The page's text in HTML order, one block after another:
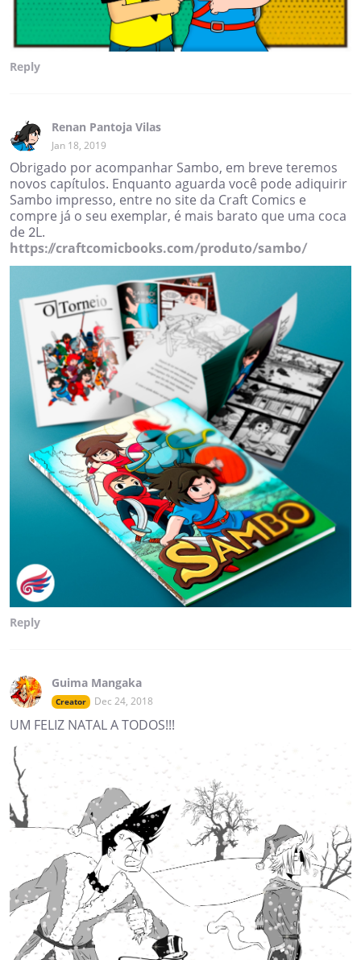
Reply
Renan Pantoja Vilas
Jan 18, 2019
Obrigado por acompanhar Sambo, em breve teremos
novos capítulos. Enquanto aguarda você pode adiquirir
Sambo impresso, entre no site da Craft Comics e
compre já o seu exemplar, é mais barato que uma coca
de 2L.
https://craftcomicbooks.com/produto/sambo/
Reply
Guima Mangaka
Creator Dec 24, 2018
UM FELIZ NATAL A TODOS!!!